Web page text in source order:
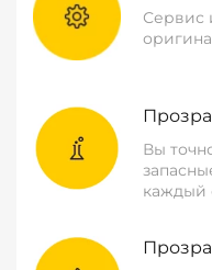
Сервис
Вы
каждый